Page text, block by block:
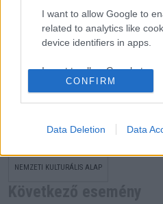
I want to allow Google to
related to analytics like
device identifiers in apps.
I want to allow Google to
related to functionality of
related to personalization.
I want to allow Google to
related to security, including
CONFIRM
Data Deletion Data
1100 ÉVE EURÓPÁBAN, 20 ÉVE AZ UNIÓBAN
NEMZETI KULTURÁLIS ALAP